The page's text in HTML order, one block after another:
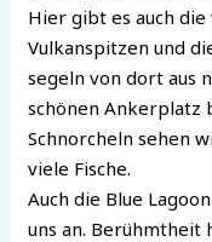
Hier gibt es auch
Vulkanspitzen und
segeln von dort aus
schönen Ankerplatz
Schnorcheln sehen
viele Fische.
Auch die Blue
uns an.